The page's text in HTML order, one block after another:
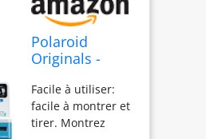
Polaroid
Originals -
2 ViewFinder
Bleu
Facile à utiliser:
facile à montrer et
tirer. Montrez